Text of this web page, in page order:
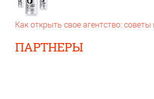
Как открыть свое агентство:
ПАРТНЕРЫ